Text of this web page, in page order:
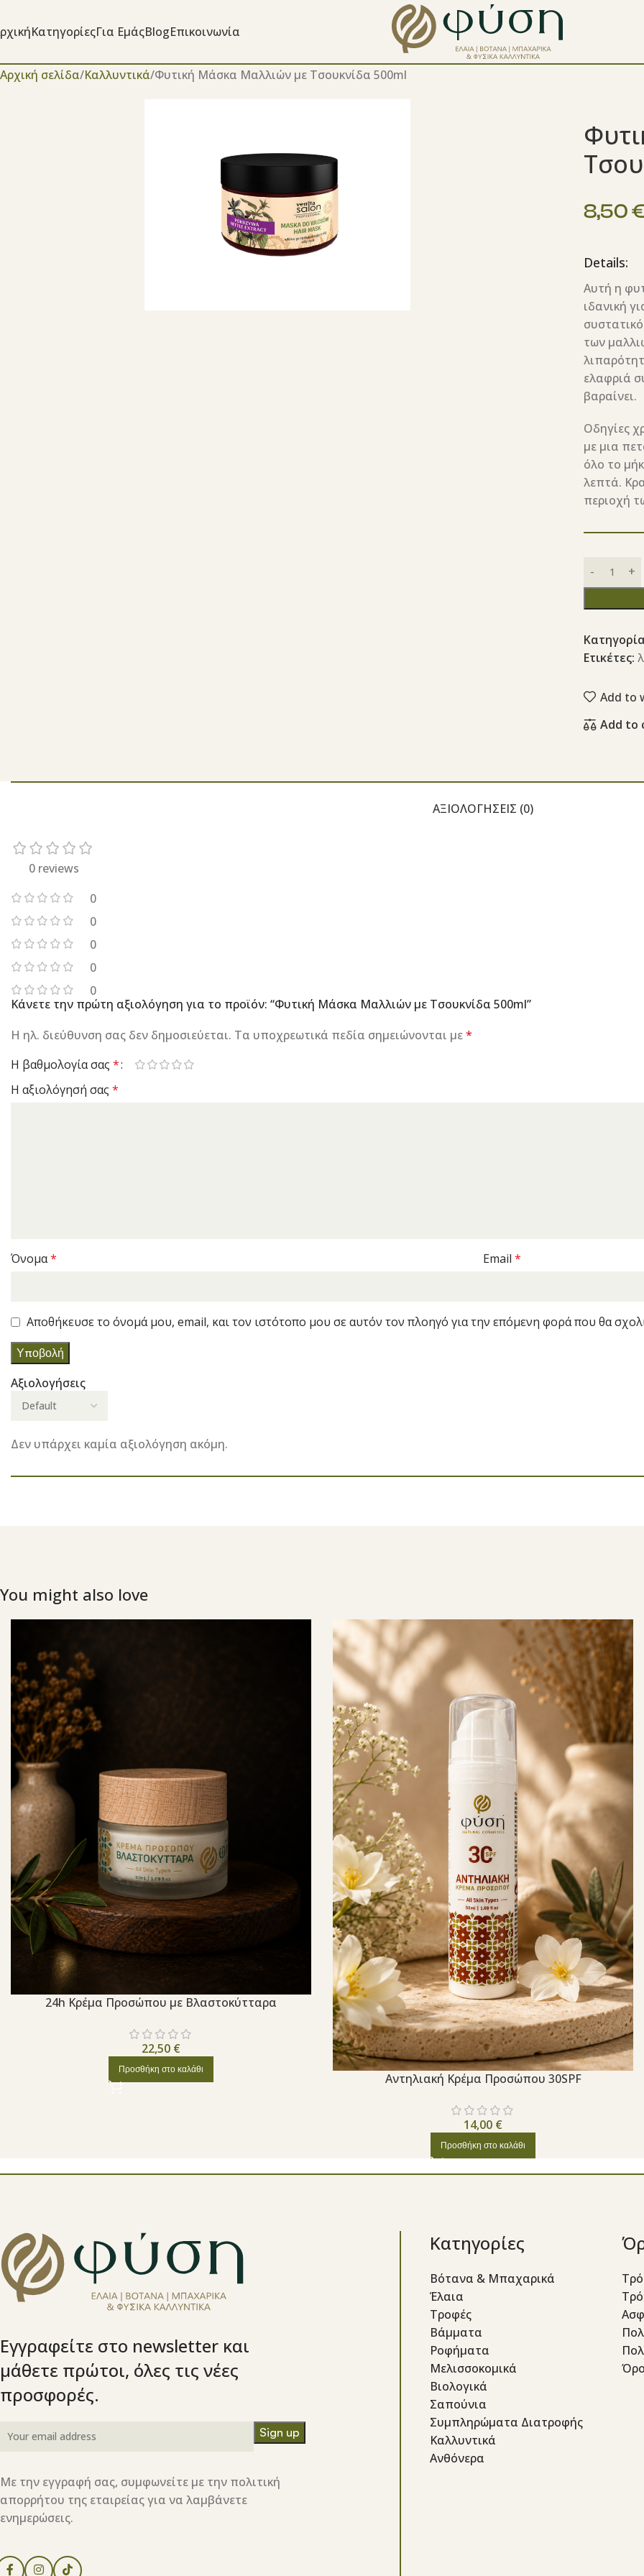
ΚατηγορίεςΓια ΕμάςBlogΕπικοινωνία
Αρχική σελίδα Καλλυντικά Φυτική Μάσκα Μαλλιών με Τσουκνίδα 500ml
8,50€
Details:
Αυτή η
ιδανική
των
ελαφριά
βαραίνει.
Οδηγίες
με μια
όλο το
λεπτά.
περιοχή
Ετικέτες:
Add to
Add to
ΑΞΙΟΛΟΓΉΣΕΙΣ (0)
0 reviews
0
0
0
0
0
Αξιολογήσεις
Δεν υπάρχει καμία αξιολόγηση ακόμη.
Κάνετε την πρώτη αξιολόγηση για το προϊόν: “Φυτική Μάσκα Μαλλιών με Τσουκνίδα 500ml”
Η ηλ. διεύθυνση σας δεν δημοσιεύεται. Τα υποχρεωτικά πεδία σημειώνονται με*
Η βαθμολογία σας *
Η αξιολόγησή σας *
Όνομα* Email *
Αποθήκευσε το όνομά μου, email, και τον ιστότοπο μου σε αυτόν τον πλοηγό για την επόμενη φορά που θα
You might also love
24h Κρέμα Προσώπου με Βλαστοκύτταρα
22,50 €
Προσθήκη στο καλάθι
Aντηλιακή Κρέμα Προσώπου 30SPF
14,00 €
Προσθήκη στο καλάθι
Εγγραφείτε στο newsletter και
μάθετε πρώτοι, όλες τις νέες
προσφορές.
Με την εγγραφή σας, συμφωνείτε με την πολιτική
απορρήτου της εταιρείας για να λαμβάνετε
ενημερώσεις.
Κατηγορίες
Βότανα & Μπαχαρικά
Έλαια
Τροφές
Βάμματα
Ροφήματα
Μελισσοκομικά
Βιολογικά
Σαπούνια
Συμπληρώματα Διατροφής
Καλλυντικά
Ανθόνερα